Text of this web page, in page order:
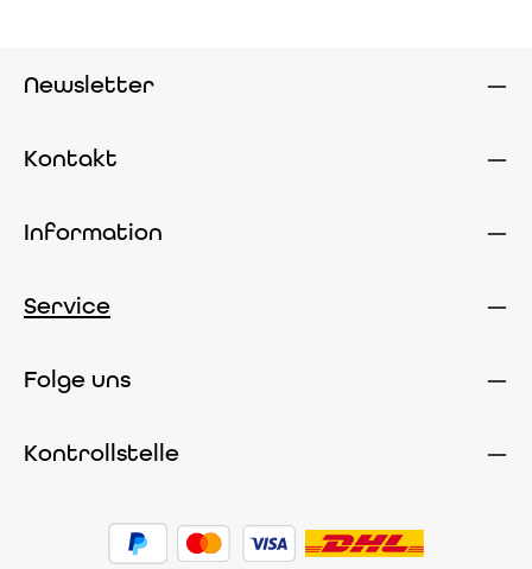
Newsletter
Kontakt
Information
Service
Folge uns
Kontrollstelle